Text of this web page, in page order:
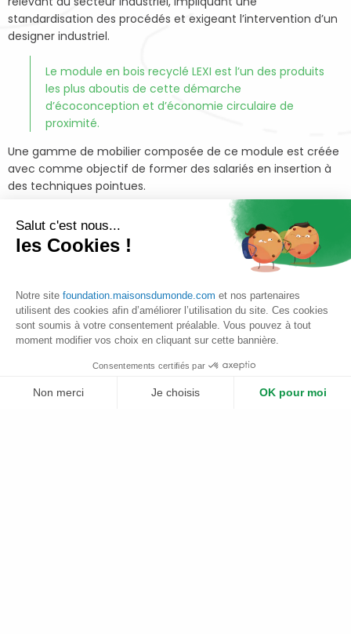
standardisation des procédés et exigeant l’intervention d’un
designer industriel.
Le module en bois recyclé LEXI est l’un des produits
les plus aboutis de cette démarche
d’écoconception et d’économie circulaire de
proximité.
Une gamme de mobilier composée de ce module est créée
avec comme objectif de former des salariés en insertion à
des techniques pointues.
Les modules LEXI sont des modules conçus pour être
emboîtables les uns dans les autres de façon à créer des
espaces de rangement, d’exposition, de séparation adaptés
au besoin du consommateur. Le principe d’écoconception,
la notion de modularité et d’optimisation de l’espace et de la
logistique de transport. La collection LEXI est déclinée
aujourd’hui dans une vingtaine de versions différentes.
Le projet d’API’UP répond ainsi à un contexte régional d’une
de la précarité, et entre dans le cadre d’une démarche
Salut c'est nous...
les Cookies !
Notre site foundation.maisonsdumonde.com et nos partenaires
utilisent des cookies afin d’améliorer l’utilisation du site. Ces cookies
sont soumis à votre consentement préalable. Vous pouvez à tout
moment modifier vos choix en cliquant sur cette bannière.
Consentements certifiés par
Non merci Je choisis OK pour moi